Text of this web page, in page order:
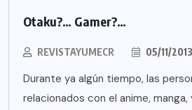
Otaku?… Gamer?…
REVISTAYUMECR 05/11/2013
Durante ya algún tiempo, las
relacionados con el anime, manga,